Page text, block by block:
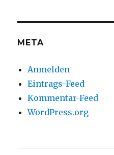
anzeigenanzeigen
META
Anmelden
Eintrags-Feed
Kommentar-Feed
WordPress.org